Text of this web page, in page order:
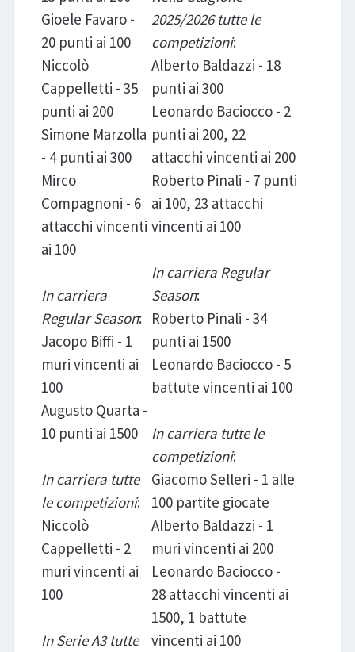
Gioele Favaro -
20 punti ai 100
Niccolò
Cappelletti - 35
punti ai 200
Simone Marzolla
- 4 punti ai 300
Mirco
Compagnoni - 6
attacchi vincenti
ai 100
In carriera
Regular Season:
Jacopo Biffi - 1
muri vincenti ai
100
Augusto Quarta -
10 punti ai 1500
In carriera tutte
le competizioni:
Niccolò
Cappelletti - 2
muri vincenti ai
100
In Serie A3 tutte
2025/2026 tutte le
competizioni:
Alberto Baldazzi - 18
punti ai 300
Leonardo Baciocco - 2
punti ai 200, 22
attacchi vincenti ai 200
Roberto Pinali - 7 punti
ai 100, 23 attacchi
vincenti ai 100
In carriera Regular
Season:
Roberto Pinali - 34
punti ai 1500
Leonardo Baciocco - 5
battute vincenti ai 100
In carriera tutte le
competizioni:
Giacomo Selleri - 1 alle
100 partite giocate
Alberto Baldazzi - 1
muri vincenti ai 200
Leonardo Baciocco -
28 attacchi vincenti ai
1500, 1 battute
vincenti ai 100